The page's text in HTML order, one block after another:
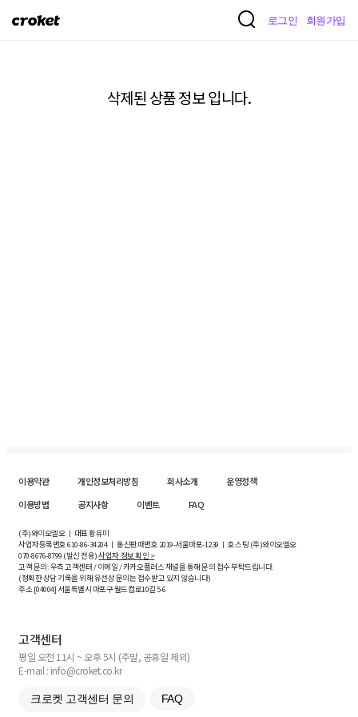
크
로그인 회원가입
삭제된 상품 정보 입니다.
이용약관 개인정보처리방침 회사소개
운영정책
이용방법
공지사항 이벤트 FAQ
(주)와이오엘오 ㅣ 대표 황유미
사업자등록번호610-86-34204ㅣ 통신판매번호 2019-서울마포-1239 ㅣ 호스팅 (주)와이오엘오
070-8676-8799 (발신 전용)사업자 정보 확인 >
고객 문의: 우측 고객센터 / 이메일 / 카카오플러스 채널을 통해 문의 접수 부탁드립니다.
(정확한 상담 기록을 위해 유선상 문의는 접수받고 있지 않습니다)
주소 [04004] 서울특별시 마포구 월드컵로10길5-6
고객센터
평일 오전 11시 ~ 오후 5시 (주말, 공휴일 제외)
E-mail : info@croket.co.kr
크로켓 고객센터 문의 FAQ